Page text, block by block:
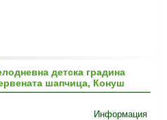
детска градина
шапчица, Конуш
Информация